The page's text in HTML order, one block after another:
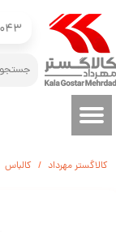
حساب کاربری من
تغییر گذر واژه
سفارشات
کالاگستر مهرداد کالباس